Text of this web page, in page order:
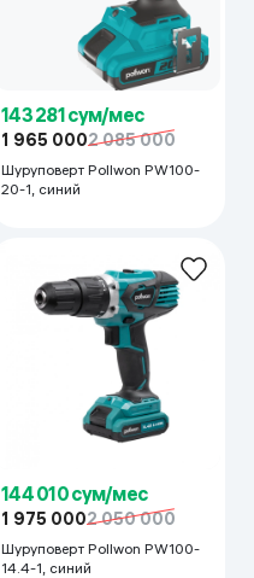
143 281 сум/мес
1 965 0002 085 000
Шуруповерт Pollwon PW100-
20-1, синий
144 010 сум/мес
1 975 0002 050 000
Шуруповерт Pollwon PW100-
14.4-1, синий